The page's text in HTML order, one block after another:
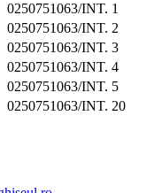
0250751063/INT. 1
0250751063/INT. 2
0250751063/INT. 3
0250751063/INT. 4
0250751063/INT. 5
0250751063/INT. 20